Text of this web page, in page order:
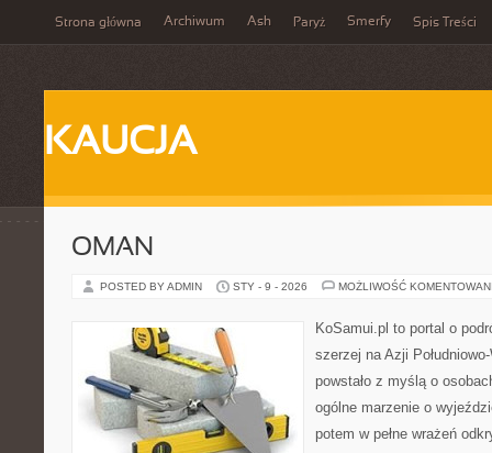
Strona główna Archiwum Ash Paryż Smerfy Spis Treści
KAUCJA
OMAN
POSTED BY ADMIN STY - 9 - 2026 MOŻLIWOŚĆ
KoSamui.pl to portal o
szerzej na Azji
powstało z myślą o
ogólne marzenie o
potem w pełne wrażeń